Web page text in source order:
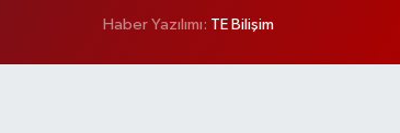
Haber Yazılımı: TE Bilişim